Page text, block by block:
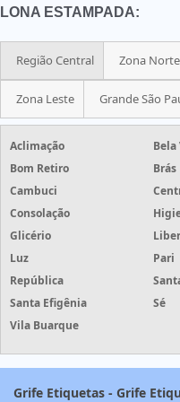
LONA ESTAMPADA:
Região Central Zona Norte
Zona Leste Grande São
Aclimação
Bela
Bom Retiro
Brás
Cambuci
Consolação
Glicério
Luz
Pari
República
Santa Efigênia
Sé
Vila Buarque
Grife Etiquetas - Grife